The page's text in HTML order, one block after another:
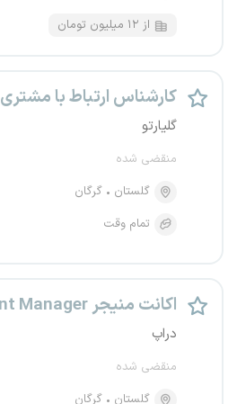
از ۱۲ میلیون تومان
کارشناس ارتباط با مشتری
گلیارتو
منقضی شده
گلستان
گرگان
تمام وقت
اکانت منیجر Account Manager
دراپ
منقضی شده
گلستان
گرگان